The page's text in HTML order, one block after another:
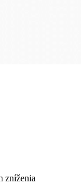
zníženia